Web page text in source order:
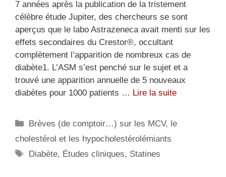
7 années après la publication de la tristement
célèbre étude Jupiter, des chercheurs se sont
aperçus que le labo Astrazeneca avait menti sur les
effets secondaires du Crestor®, occultant
complètement l’apparition de nombreux cas de
diabète1. L’ASM s’est penché sur le sujet et a
trouvé une apparition annuelle de 5 nouveaux
diabètes pour 1000 patients … Lire la suite
Catégories
Brèves (de comptoir…) sur les MCV, le
cholestérol et les hypocholestérolémiants
Étiquettes
Diabète, Études cliniques, Statines